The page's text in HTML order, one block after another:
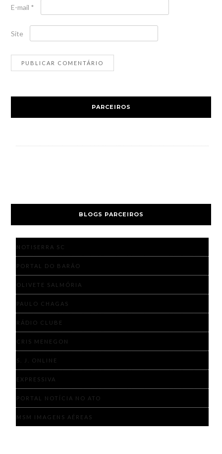
E-mail *
Site
PARCEIROS
BLOGS PARCEIROS
NOTISERRA SC
PORTAL DO BARÃO
OLIVETE SALMÓRIA
PAULO CHAGAS
RÁDIO CLUBE
CRIS MENEGON
S. J. ONLINE
EXPRESSIVA
PORTAL NOTÍCIA NO ATO
MSM IMAGENS AÉREAS